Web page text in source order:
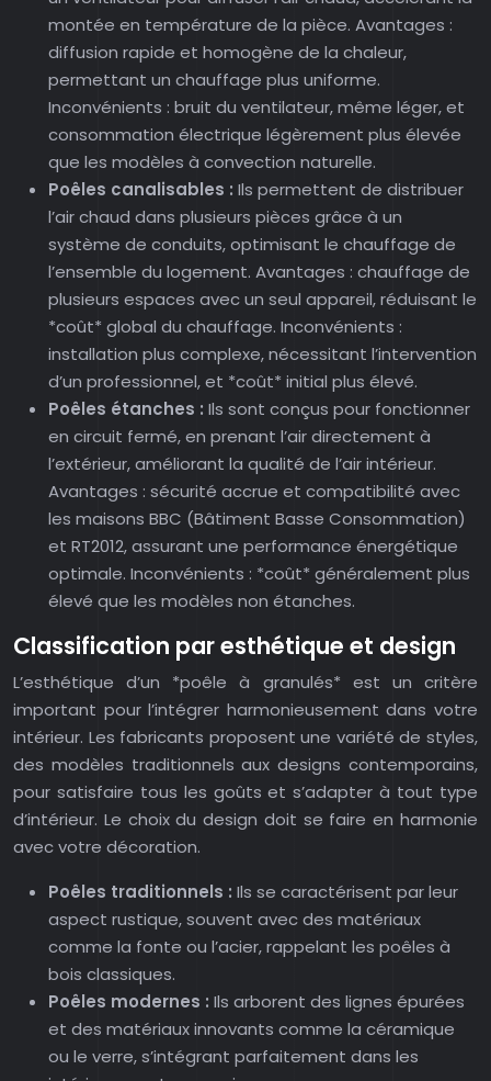
montée en température de la pièce. Avantages :
diffusion rapide et homogène de la chaleur,
permettant un chauffage plus uniforme.
Inconvénients : bruit du ventilateur, même léger, et
consommation électrique légèrement plus élevée
que les modèles à convection naturelle.
Poêles canalisables : Ils permettent de distribuer
l’air chaud dans plusieurs pièces grâce à un
système de conduits, optimisant le chauffage de
l’ensemble du logement. Avantages : chauffage de
plusieurs espaces avec un seul appareil, réduisant le
*coût* global du chauffage. Inconvénients :
installation plus complexe, nécessitant l’intervention
d’un professionnel, et *coût* initial plus élevé.
Poêles étanches : Ils sont conçus pour fonctionner
en circuit fermé, en prenant l’air directement à
l’extérieur, améliorant la qualité de l’air intérieur.
Avantages : sécurité accrue et compatibilité avec
les maisons BBC (Bâtiment Basse Consommation)
et RT2012, assurant une performance énergétique
optimale. Inconvénients : *coût* généralement plus
élevé que les modèles non étanches.
Classification par esthétique et design
L’esthétique d’un *poêle à granulés* est un critère
important pour l’intégrer harmonieusement dans votre
intérieur. Les fabricants proposent une variété de styles,
des modèles traditionnels aux designs contemporains,
pour satisfaire tous les goûts et s’adapter à tout type
d’intérieur. Le choix du design doit se faire en harmonie
avec votre décoration.
Poêles traditionnels : Ils se caractérisent par leur
aspect rustique, souvent avec des matériaux
comme la fonte ou l’acier, rappelant les poêles à
bois classiques.
Poêles modernes : Ils arborent des lignes épurées
et des matériaux innovants comme la céramique
ou le verre, s’intégrant parfaitement dans les